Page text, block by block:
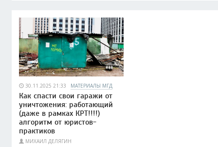
30.11.2025 21:33 МАТЕРИАЛЫ МГД
Как спасти свои гаражи от
уничтожения: работающий
(даже в рамках КРТ!!!!)
алгоритм от юристов-
практиков
МИХАИЛ ДЕЛЯГИН